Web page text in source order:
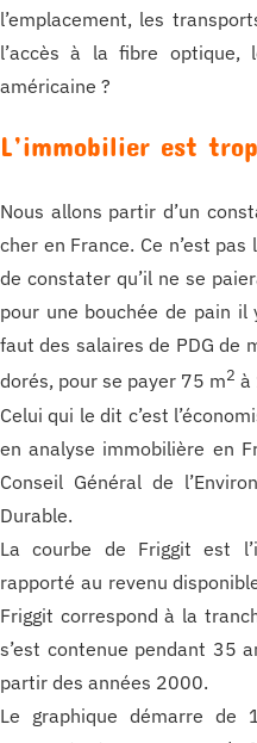
l’emplacement, les
l’accès à la fibre optique,
américaine ?
L’immobilier est
Nous allons partir d’un
cher en France. Ce n’est
de constater qu’il ne se
pour une bouchée de pain il
faut des salaires de PDG de
dorés, pour se payer 75 m2 à
Celui qui le dit c’est
en analyse immobilière en
Conseil Général de
Durable.
La courbe de Friggit est
rapporté au revenu
Friggit correspond à la
s’est contenue pendant 35
partir des années 2000.
Le graphique démarre de